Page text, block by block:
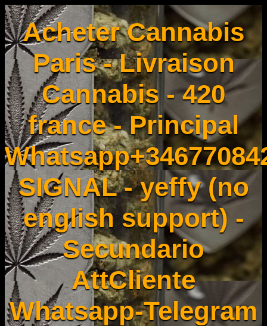
Acheter Cannabis
Paris - Livraison
Cannabis - 420
france - Principal
SIGNAL - yeffy (no
english support) -
Secundario
AttCliente
Whatsapp-Telegram